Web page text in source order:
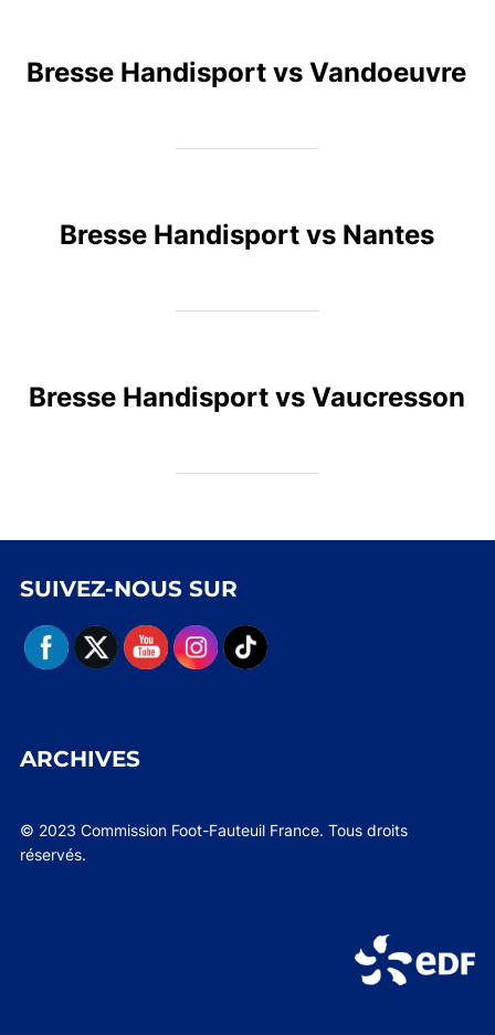
Bresse Handisport vs Vandoeuvre
Bresse Handisport vs Nantes
Bresse Handisport vs Vaucresson
SUIVEZ-NOUS SUR
ARCHIVES
© 2023 Commission Foot-Fauteuil France. Tous droits
réservés.